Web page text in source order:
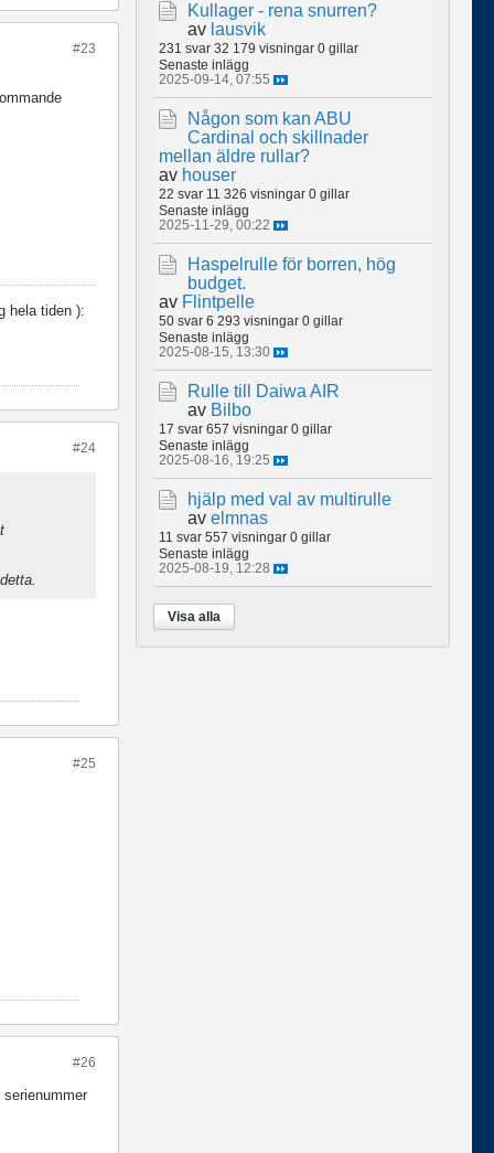
#23
hela tiden ):
#24
#25
#26
Kullager - rena snurren?
av lausvik
231 svar 32 179 visningar 0 gillar
Senaste inlägg
2025-09-14, 07:55
Någon som kan ABU
Cardinal och skillnader
mellan äldre rullar?
av houser
22 svar 11 326 visningar 0 gillar
Senaste inlägg
2025-11-29, 00:22
Haspelrulle för borren, hög
budget.
av Flintpelle
50 svar 6 293 visningar 0 gillar
Senaste inlägg
2025-08-15, 13:30
Rulle till Daiwa AIR
av Bilbo
17 svar 657 visningar 0 gillar
Senaste inlägg
2025-08-16, 19:25
hjälp med val av multirulle
av elmnas
11 svar 557 visningar 0 gillar
Senaste inlägg
2025-08-19, 12:28
Visa alla